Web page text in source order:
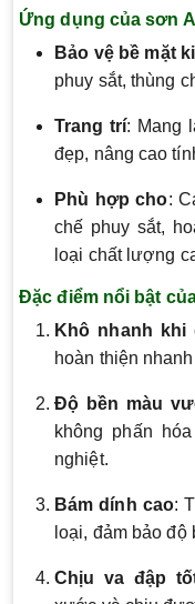
Ứng dụng của sơn
Bảo vệ bề mặt
phuy sắt, thùng
Trang trí: Mang
đẹp, nâng cao
Phù hợp cho:
chế phuy sắt,
loại chất lượng
Đặc điểm nổi bật
Khô nhanh khi
hoàn thiện
Độ bền màu
không phấn
nghiệt.
Bám dính cao:
loại, đảm bảo độ
Chịu va đập